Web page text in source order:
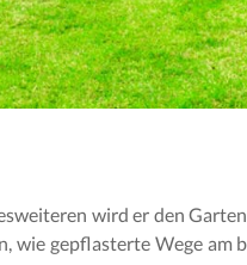
wird er den
wie gepflasterte Wege am